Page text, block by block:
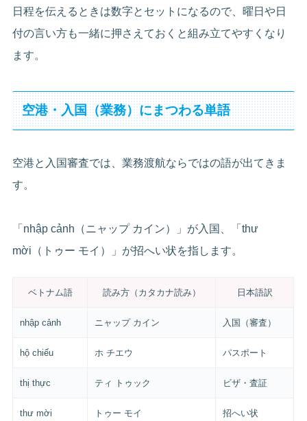
日程を伝えるときは数字とセットになるので、曜日や日
付の言い方も一緒に押さえておくと組み立てやすくなり
ます。
空港・入国（業務）にまつわる単語
空港と入国審査では、業務渡航ならではの語が出てきま
す。
「nhập cảnh（ニャップ カイン）」が入国、「thư
mời（トゥー モイ）」が招へい状を指します。
ベトナム語 読み方（カタカナ読み） 日本語訳
nhập cảnh ニャップ カイン 入国（審査）
hộ chiếu ホ チエウ パスポート
thị thực ティ トゥック ビザ・査証
thư mời トゥー モイ 招へい状